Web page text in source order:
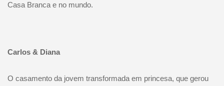
Casa Branca e no mundo.
Carlos & Diana
O casamento da jovem transformada em princesa, que gerou